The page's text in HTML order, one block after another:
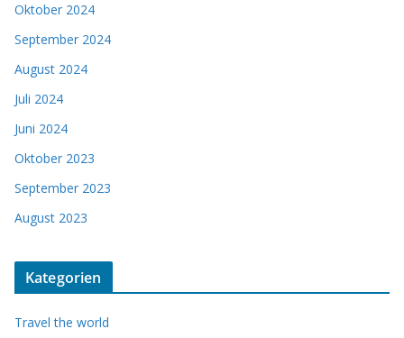
Oktober 2024
September 2024
August 2024
Juli 2024
Juni 2024
Oktober 2023
September 2023
August 2023
Kategorien
Travel the world